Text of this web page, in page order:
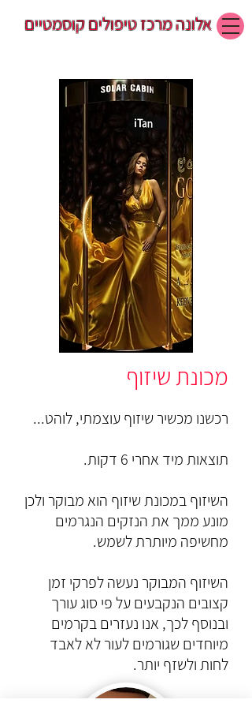
אלונה מרכז טיפולים קוסמטיים
מכונת שיזוף
רכשנו מכשיר שיזוף עוצמתי, לוהט...
תוצאות מיד אחרי 6 דקות.
השיזוף במכונת שיזוף הוא מבוקר ולכן
מונע ממך את הנזקים הנגרמים
מחשיפה מיותרת לשמש.
השיזוף המבוקר נעשה לפרקי זמן
קצובים הנקבעים על פי סוג עורך
ובנוסף לכך, אנו נעזרים בקרמים
מיוחדים שגורמים לעור לא לאבד
לחות ולשזף יותר.